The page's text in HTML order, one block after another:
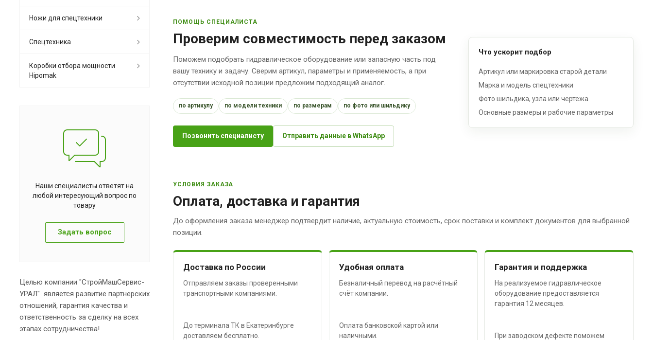
ПОМОЩЬ СПЕЦИАЛИСТА
Проверим совместимость перед заказом
Поможем подобрать гидравлическое оборудование или запасную часть под
вашу технику и задачу. Сверим артикул, параметры и применяемость, а при
отсутствии исходной позиции предложим подходящий аналог.
по артикулу по модели техники по размерам по фото или шильдику
Позвонить специалисту Отправить данные в WhatsApp
Что ускорит подбор
Артикул или маркировка старой детали
Марка и модель спецтехники
Фото шильдика, узла или чертежа
Основные размеры и рабочие параметры
УСЛОВИЯ ЗАКАЗА
Оплата, доставка и гарантия
До оформления заказа менеджер подтвердит наличие, актуальную стоимость, срок поставки и комплект документов для выбранной
позиции.
Доставка по России
Отправляем заказы проверенными
транспортными компаниями.
До терминала ТК в Екатеринбурге
доставляем бесплатно.
Удобная оплата
Безналичный перевод на расчётный
счёт компании.
Оплата банковской картой или
наличными.
Гарантия и поддержка
На реализуемое гидравлическое
оборудование предоставляется
гарантия 12 месяцев.
При заводском дефекте поможем
Ножи для спецтехники
Спецтехника
Коробки отбора мощности
Hipomak
Наши специалисты ответят на
любой интересующий вопрос по
товару
Задать вопрос
Целью компании "СтройМашСервис-
УРАЛ" является развитие партнерских
отношений, гарантия качества и
ответственность за сделку на всех
этапах сотрудничества!